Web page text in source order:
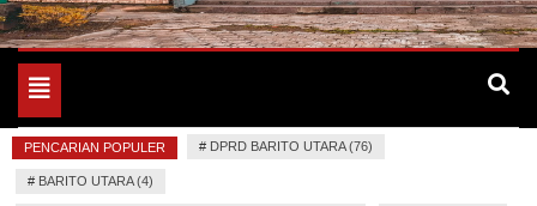
Toggle
navigation
PENCARIAN POPULER # DPRD BARITO UTARA (76)
# BARITO UTARA (4)